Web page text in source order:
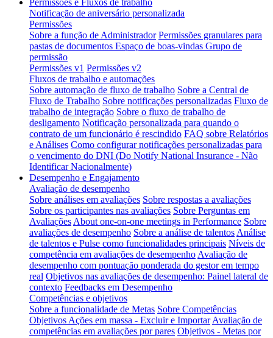
Notificação de aniversário personalizada
Permissões
Sobre a função de Administrador Permissões granulares para
pastas de documentos Espaço de boas-vindas Grupo de
permissão
Permissões v1 Permissões v2
Fluxos de trabalho e automações
Sobre automação de fluxo de trabalho Sobre a Central de
Fluxo de Trabalho Sobre notificações personalizadas Fluxo de
trabalho de integração Sobre o fluxo de trabalho de
desligamento Notificação personalizada para quando o
contrato de um funcionário é rescindido FAQ sobre Relatórios
e Análises Como configurar notificações personalizadas para
o vencimento do DNI (Do Notify National Insurance - Não
Identificar Nacionalmente)
Desempenho e Engajamento
Avaliação de desempenho
Sobre análises em avaliações Sobre respostas a avaliações
Sobre os participantes nas avaliações Sobre Perguntas em
Avaliações About one-on-one meetings in Performance Sobre
avaliações de desempenho Sobre a análise de talentos Análise
de talentos e Pulse como funcionalidades principais Níveis de
competência em avaliações de desempenho Avaliação de
desempenho com pontuação ponderada do gestor em tempo
real Objetivos nas avaliações de desempenho: Painel lateral de
contexto Feedbacks em Desempenho
Competências e objetivos
Sobre a funcionalidade de Metas Sobre Competências
Objetivos Ações em massa - Excluir e Importar Avaliação de
competências em avaliações por pares Objetivos - Metas por